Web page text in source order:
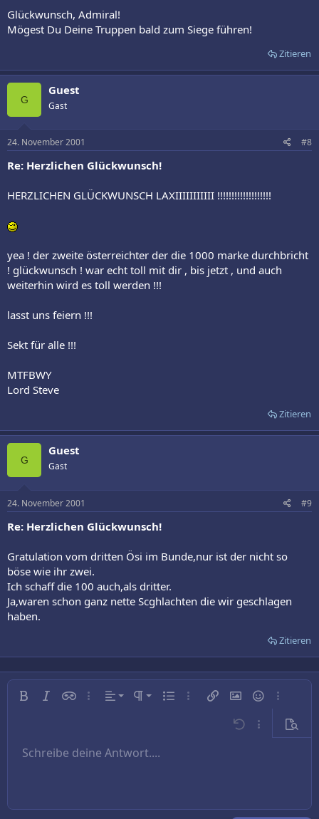
Glückwunsch, Admiral!
Mögest Du Deine Truppen bald zum Siege führen!
Zitieren
G
Guest
Gast
24. November 2001 #8
Re: Herzlichen Glückwunsch!
HERZLICHEN GLÜCKWUNSCH LAXIIIIIIIIIII !!!!!!!!!!!!!!!!!!!
yea ! der zweite österreichter der die 1000 marke durchbricht
! glückwunsch ! war echt toll mit dir , bis jetzt , und auch
weiterhin wird es toll werden !!!
lasst uns feiern !!!
Sekt für alle !!!
MTFBWY
Lord Steve
Zitieren
G
Guest
Gast
24. November 2001 #9
Re: Herzlichen Glückwunsch!
Gratulation vom dritten Ösi im Bunde,nur ist der nicht so
böse wie ihr zwei.
Ich schaff die 100 auch,als dritter.
Ja,waren schon ganz nette Scghlachten die wir geschlagen
haben.
Zitieren
Fett KursivInline-Spoiler
Weitere…Ausrichtung
Linksbündig
Absatzformatierung
Normal
Überschrift 2
Ungeordnete Liste
Weitere…Link einfügen
Bild einfügen
SmileysWeitere…
Rückgängig
Weitere…
Schriftgröße
9
TextfarbeSchriftfamilie
Arial
Durchgestrichen
Unterstrichen
Inline-Code
Nummerierte Liste
ZitatMedienTabelle einfügen
Horizontale Linie einfügen
SpoilerCode
Wiederholen
BBCode umschalten
Formatierung entfernen
EntwürfeEntwurf speichern
Schreibe deine Antwort....